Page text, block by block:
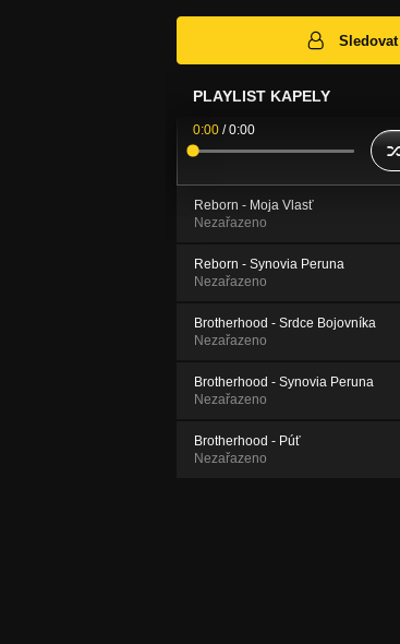
Sledovat
PLAYLIST KAPELY
0:00 /0:00
Reborn - Moja Vlasť
Nezařazeno
Reborn - Synovia Peruna
Nezařazeno
Brotherhood - Srdce Bojovníka
Nezařazeno
Brotherhood - Synovia Peruna
Nezařazeno
Brotherhood - Púť
Nezařazeno